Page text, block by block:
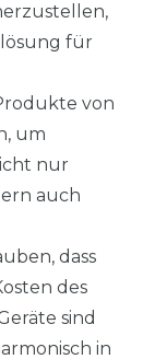
für
von
um
nur
auch
dass
des
sind
in